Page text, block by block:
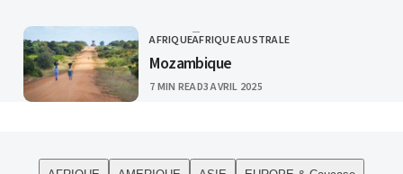
CATEGORY
AFRIQUEAFRIQUE AUSTRALE
Mozambique
7 MIN READPUBLISHED
3 AVRIL 2025